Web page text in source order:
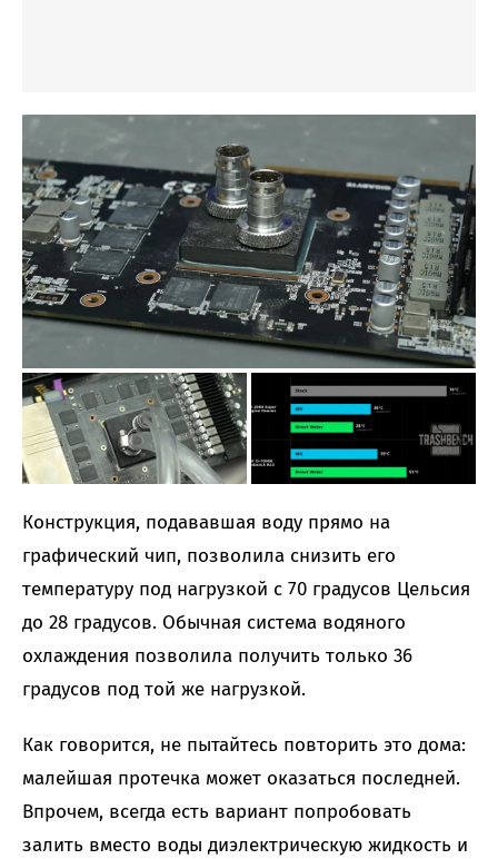
Конструкция, подававшая воду прямо на
графический чип, позволила снизить его
температуру под нагрузкой с 70 градусов Цельсия
до 28 градусов. Обычная система водяного
охлаждения позволила получить только 36
градусов под той же нагрузкой.
Как говорится, не пытайтесь повторить это дома:
малейшая протечка может оказаться последней.
Впрочем, всегда есть вариант попробовать
залить вместо воды диэлектрическую жидкость и